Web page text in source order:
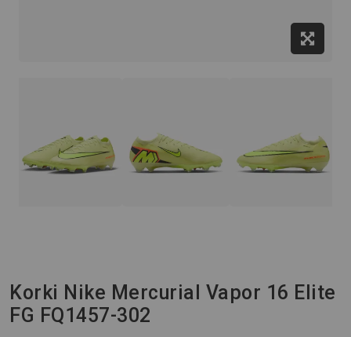
Korki Nike Mercurial Vapor 16 Elite
FG FQ1457-302